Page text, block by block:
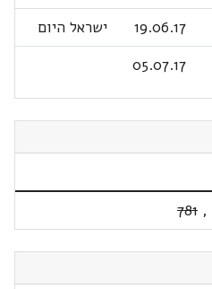
19.06.17
ישראל היום
05.07.17
,
781